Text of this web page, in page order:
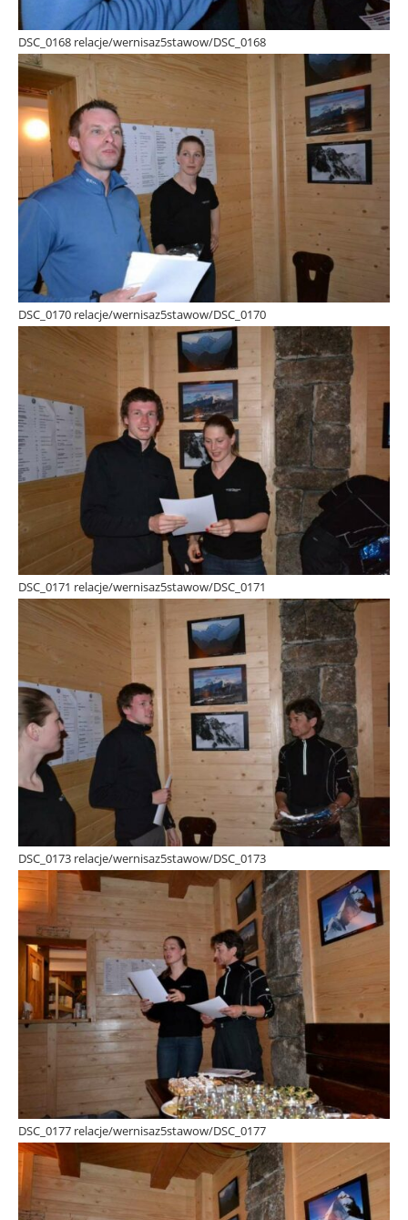
DSC_0168 relacje/wernisaz5stawow/DSC_0168
DSC_0170 relacje/wernisaz5stawow/DSC_0170
DSC_0171 relacje/wernisaz5stawow/DSC_0171
DSC_0173 relacje/wernisaz5stawow/DSC_0173
DSC_0177 relacje/wernisaz5stawow/DSC_0177